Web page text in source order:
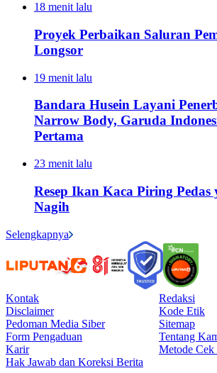
18 menit lalu
Proyek Perbaikan Saluran
Longsor
19 menit lalu
Bandara Husein Layani
Narrow Body, Garuda
Pertama
23 menit lalu
Resep Ikan Kaca Piring
Nagih
Selengkapnya
Kontak
Redaksi
Disclaimer
Kode Etik
Pedoman Media Siber
Sitemap
Form Pengaduan
Tentang
Karir
Metode Cek
Hak Jawab dan Koreksi Berita